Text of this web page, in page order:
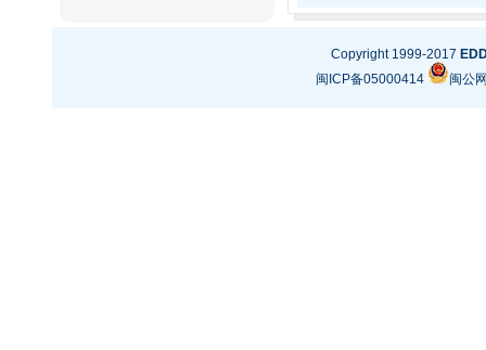
Copyright 1999-2017
闽ICP备05000414
闽公